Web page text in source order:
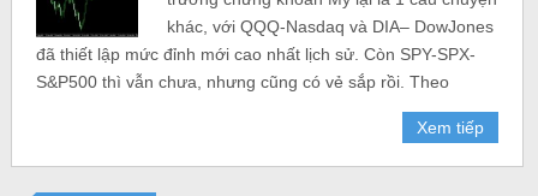
khác, với QQQ-Nasdaq và DIA– DowJones
đã thiết lập mức đỉnh mới cao nhất lịch sử. Còn SPY-SPX-
S&P500 thì vẫn chưa, nhưng cũng có vẻ sắp rồi. Theo
Xem tiếp